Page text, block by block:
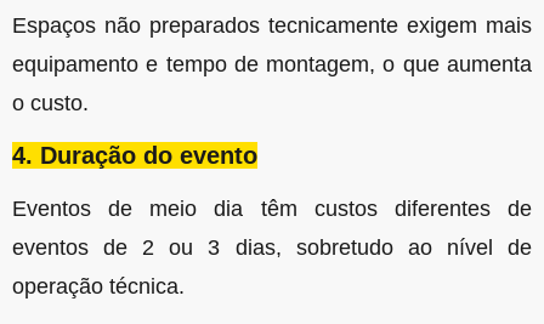
Espaços não preparados tecnicamente exigem mais
equipamento e tempo de montagem, o que aumenta
o custo.
4. Duração do evento
Eventos de meio dia têm custos diferentes de
eventos de 2 ou 3 dias, sobretudo ao nível de
operação técnica.